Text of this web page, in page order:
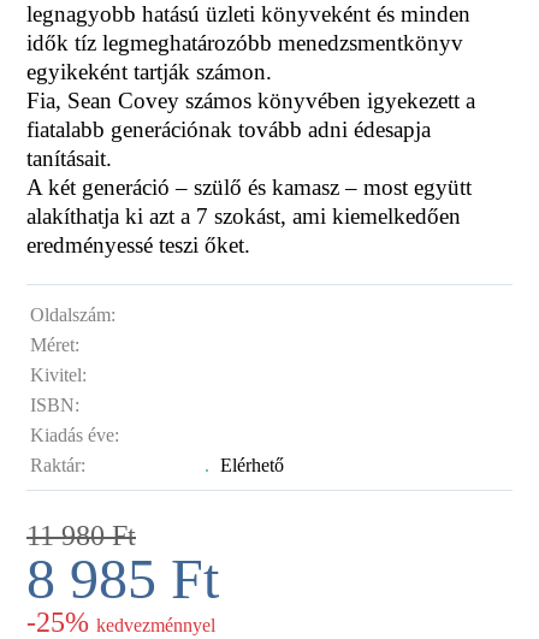
legnagyobb hatású üzleti könyveként és minden
idők tíz legmeghatározóbb menedzsmentkönyv
egyikeként tartják számon.
Fia, Sean Covey számos könyvében igyekezett a
fiatalabb generációnak tovább adni édesapja
tanításait.
A két generáció – szülő és kamasz – most együtt
alakíthatja ki azt a 7 szokást, ami kiemelkedően
eredményessé teszi őket.
Oldalszám:
Méret:
Kivitel:
ISBN:
Kiadás éve:
Raktár:
. Elérhető
11 980Ft
8 985 Ft
-25% kedvezménnyel